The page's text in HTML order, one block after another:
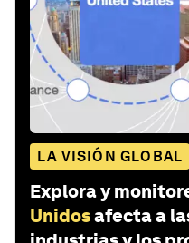
LA VISIÓN GLOBAL
Explora y
Unidosafecta a